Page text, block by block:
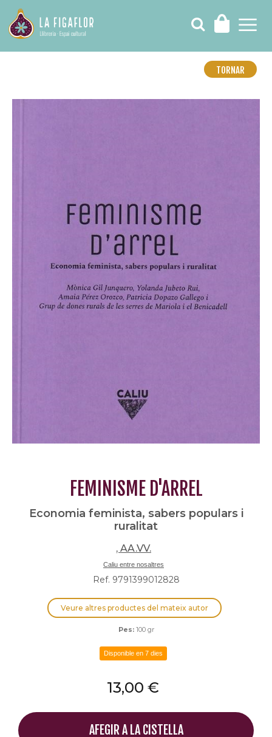
TORNAR
FEMINISME D'ARREL
Economia feminista, sabers populars i
ruralitat
, AA.VV.
Caliu entre nosaltres
Ref. 9791399012828
Veure altres productes del mateix autor
Pes: 100 gr
Disponible en 7 dies
13,00 €
AFEGIR A LA CISTELLA